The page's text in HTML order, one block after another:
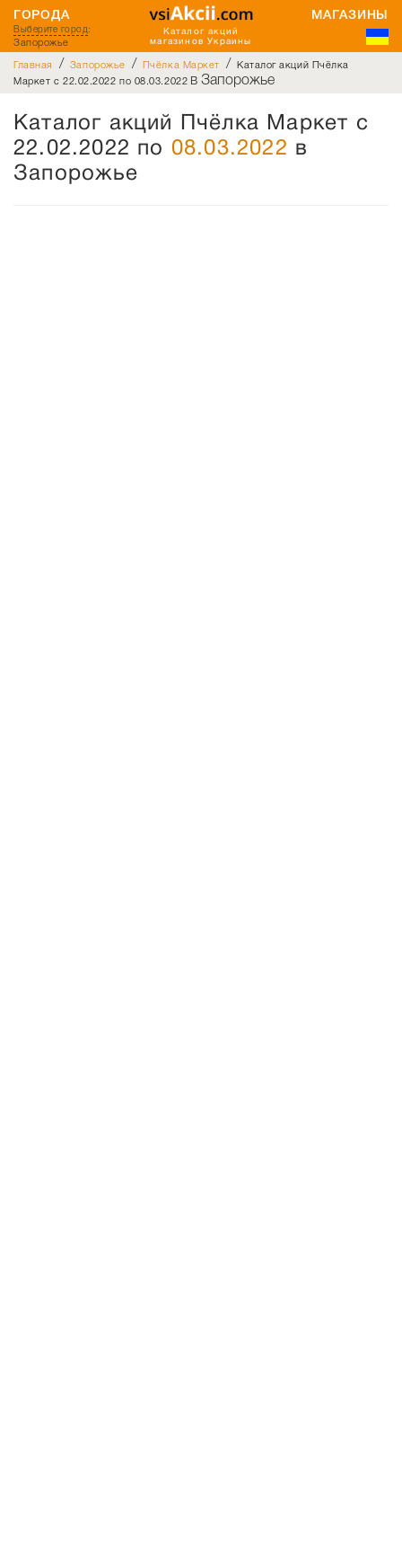
Каталог акций
магазинов Украины
ГОРОДА МАГАЗИНЫ
Выберите город:
Запорожье
Главная / Запорожье / Пчёлка Маркет / Каталог акций Пчёлка
Маркет с 22.02.2022 по 08.03.2022 в Запорожье
Каталог акций Пчёлка Маркет с
22.02.2022 по 08.03.2022 в
Запорожье